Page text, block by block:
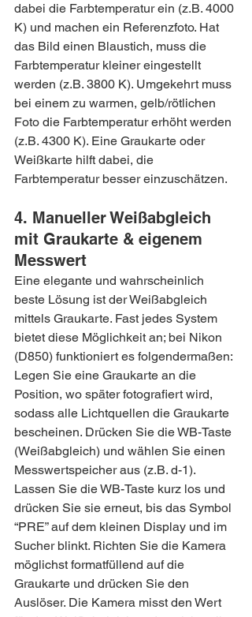
dabei die Farbtemperatur ein (z.B. 4000
K) und machen ein Referenzfoto. Hat
das Bild einen Blaustich, muss die
Farbtemperatur kleiner eingestellt
werden (z.B. 3800 K). Umgekehrt muss
bei einem zu warmen, gelb/rötlichen
Foto die Farbtemperatur erhöht werden
(z.B. 4300 K). Eine Graukarte oder
Weißkarte hilft dabei, die
Farbtemperatur besser einzuschätzen.
4. Manueller Weißabgleich
mit Graukarte & eigenem
Messwert
Eine elegante und wahrscheinlich
beste Lösung ist der Weißabgleich
mittels Graukarte. Fast jedes System
bietet diese Möglichkeit an; bei Nikon
(D850) funktioniert es folgendermaßen:
Legen Sie eine Graukarte an die
Position, wo später fotografiert wird,
sodass alle Lichtquellen die Graukarte
bescheinen. Drücken Sie die WB-Taste
(Weißabgleich) und wählen Sie einen
Messwertspeicher aus (z.B. d-1).
Lassen Sie die WB-Taste kurz los und
drücken Sie sie erneut, bis das Symbol
“PRE” auf dem kleinen Display und im
Sucher blinkt. Richten Sie die Kamera
möglichst formatfüllend auf die
Graukarte und drücken Sie den
Auslöser. Die Kamera misst den Wert